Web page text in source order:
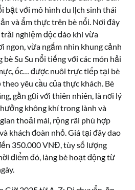
bật với mô hình du lịch sinh thái
và ẩm thực trên bè nổi. Nơi đây
nghiệm độc đáo khi vừa
ngon, vừa ngắm nhìn khung cảnh
Su Su nổi tiếng với các món hải
ốc… được nuôi trực tiếp tại bè
yêu cầu của thực khách. Bè
gần gũi với thiên nhiên, là nơi lý
không khí trong lành và
thoải mái, rộng rãi phù hợp
khách đoàn nhỏ. Giá tại đây dao
350.000 VNĐ, tùy số lượng
điểm đó, làng bè hoạt động từ